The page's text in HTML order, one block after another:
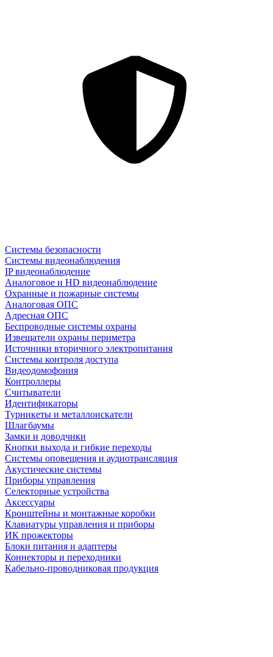
Системы безопасности
Системы видеонаблюдения
IP видеонаблюдение
Аналоговое и HD видеонаблюдение
Охранные и пожарные системы
Аналоговая ОПС
Адресная ОПС
Беспроводные системы охраны
Извещатели охраны периметра
Источники вторичного электропитания
Системы контроля доступа
Видеодомофония
Контроллеры
Считыватели
Идентификаторы
Турникеты и металлоискатели
Шлагбаумы
Замки и доводчики
Кнопки выхода и гибкие переходы
Системы оповещения и аудиотрансляция
Акустические системы
Приборы управления
Селекторные устройства
Аксессуары
Кронштейны и монтажные коробки
Клавиатуры управления и приборы
ИК прожекторы
Блоки питания и адаптеры
Коннекторы и переходники
Кабельно-проводниковая продукция